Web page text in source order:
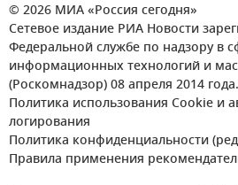
© 2026 МИА «Россия сегодня»
Сетевое издание РИА Новости
Федеральной службе по надзору в
информационных технологий и
(Роскомнадзор) 08 апреля 2014 года.
Политика использования Cookie и
логирования
Политика конфиденциальности
Правила применения